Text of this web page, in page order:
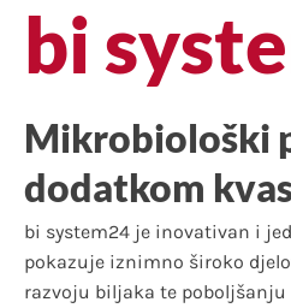
bi
Mikrobiološki
dodatkom
bi system24 je inovativan i
pokazuje iznimno široko
razvoju biljaka te